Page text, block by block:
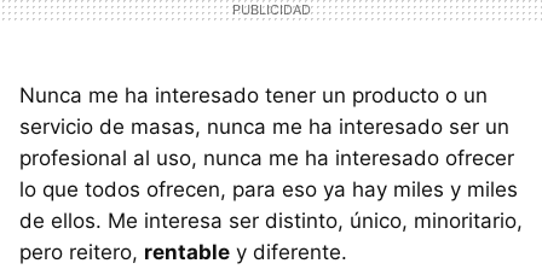
Nunca me ha interesado tener un producto o un
servicio de masas, nunca me ha interesado ser un
profesional al uso, nunca me ha interesado ofrecer
lo que todos ofrecen, para eso ya hay miles y miles
de ellos. Me interesa ser distinto, único, minoritario,
pero reitero, rentable y diferente.